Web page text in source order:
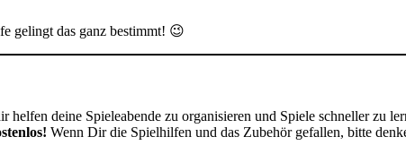
gelingt das ganz bestimmt! 😉
helfen deine Spieleabende zu organisieren und Spiele schneller zu
Wenn Dir die Spielhilfen und das Zubehör gefallen, bitte